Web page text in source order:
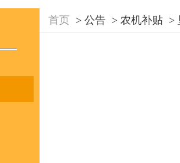
首页 > 公告 > 农机补贴 >